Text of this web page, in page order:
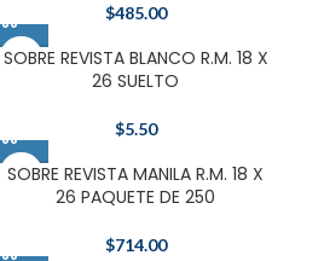
$485.00
SOBRE REVISTA BLANCO R.M. 18 X
26 SUELTO
$5.50
SOBRE REVISTA MANILA R.M. 18 X
26 PAQUETE DE 250
$714.00